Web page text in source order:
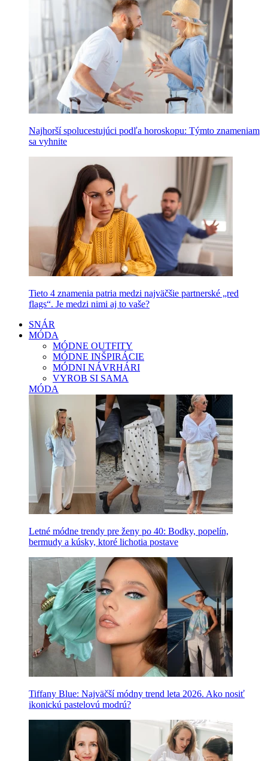
Najhorší spolucestujúci podľa horoskopu: Týmto znameniam
sa vyhnite
Tieto 4 znamenia patria medzi najväčšie partnerské „red
flags“. Je medzi nimi aj to vaše?
SNÁR
MÓDA
MÓDNE OUTFITY
MÓDNE INŠPIRÁCIE
MÓDNI NÁVRHÁRI
VYROB SI SAMA
MÓDA
Letné módne trendy pre ženy po 40: Bodky, popelín,
bermudy a kúsky, ktoré lichotia postave
Tiffany Blue: Najväčší módny trend leta 2026. Ako nosiť
ikonickú pastelovú modrú?